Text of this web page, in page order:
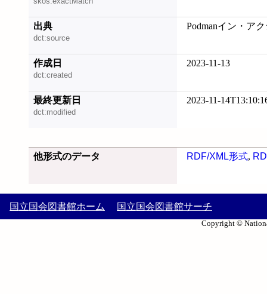
出典
dct:source
Podmanイン・ア
作成日
dct:created
2023-11-13
最終更新日
dct:modified
2023-11-
他形式のデータ RDF/XML形式,
国立国会図書館ホーム 国立国会図書館サーチ
Copyright ©